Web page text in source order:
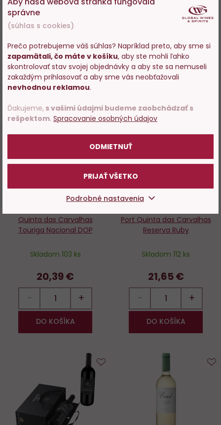
Skladom > 200 ks
− +
DO KOŠÍKA
Skladom > 200 ks
− +
DO KOŠÍKA
Quinta das Carvalhas
Touriga Nacional DOP
Skladom 103 ks
20,39 €
− +
DO KOŠÍKA
Do
obľúbených
Port Quinta das Carvalhas
Reserva Ruby
Skladom 112 ks
21,65 €
− +
DO KOŠÍKA
správne
(súhlas s cookies)
Prečo potrebujeme váš súhlas? Napríklad preto, aby sme si
zapamätali, čo máte v košíku, aby ste mohli ľahko
skontrolovať stav svojej objednávky a aby ste sa nemuseli
zakaždým prihlasovať a aby sme vás neobťažovali
nevhodnou reklamou.
Ďakujeme, s vašimi údajmi budeme zaobchádzať s
rešpektom. Spracovanie osobných údajov
ODMIETNUŤ
PRIJAŤ VŠETKO
Podrobné nastavenia
Vstupujete na stránky s
predajom alkoholu. Prosím
potvrďte, že Vám už bolo 18